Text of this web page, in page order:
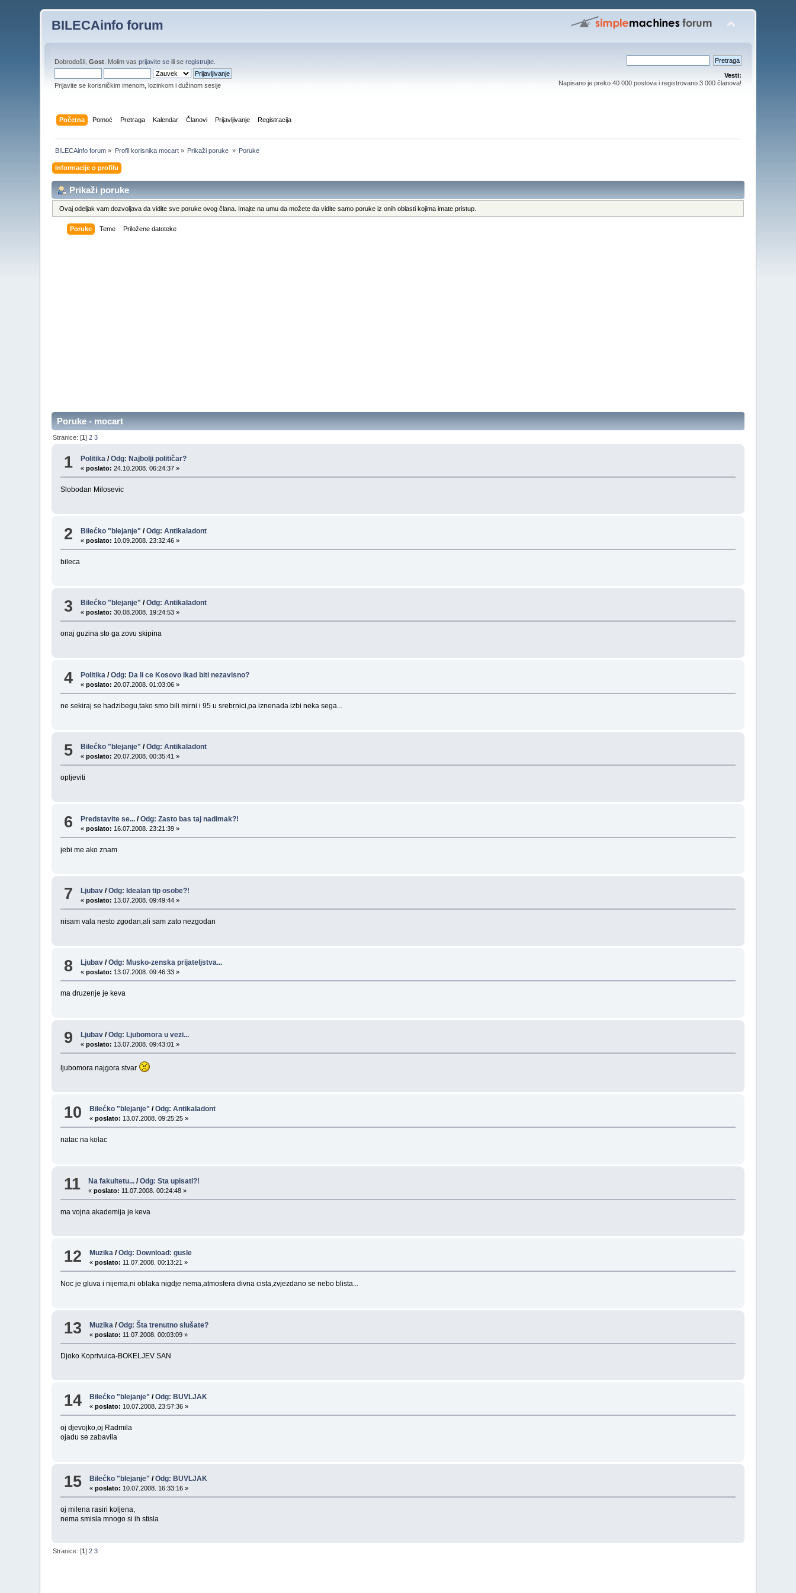
BILECAinfo forum
Dobrodošli,Gost . Molim vasprijavite se ili seregistrujte
Prijavite se korisničkim imenom, lozinkom i dužinom sesije
Vesti:
Napisano je preko 40 000 postova i registrovano 3 000 članova!
Početna Pomoć Pretraga Kalendar Članovi Prijavljivanje Registracija
BILECAinfo forum » Profil korisnika mocart» Prikaži poruke » Poruke
Informacije o profilu
Prikaži poruke
Ovaj odeljak vam dozvoljava da vidite sve poruke ovog člana. Imajte na umu da možete da vidite samo poruke iz onih oblasti kojima imate pristup.
Poruke Teme Priložene datoteke
Poruke - mocart
Stranice: [1]2 3
1 Politika /Odg: Najbolji političar?
«poslato: 24.10.2008. 06:24:37 »
Slobodan Milosevic
2 Bilećko "blejanje" /Odg: Antikaladont
«poslato: 10.09.2008. 23:32:46 »
bileca
3 Bilećko "blejanje" /Odg: Antikaladont
«poslato: 30.08.2008. 19:24:53 »
onaj guzina sto ga zovu skipina
4 Politika /Odg: Da li ce Kosovo ikad biti nezavisno?
«poslato: 20.07.2008. 01:03:06 »
ne sekiraj se hadzibegu,tako smo bili mirni i 95 u srebrnici,pa iznenada izbi neka sega...
5 Bilećko "blejanje" /Odg: Antikaladont
«poslato: 20.07.2008. 00:35:41 »
opljeviti
6 Predstavite se... /Odg: Zasto bas taj nadimak?!
«poslato: 16.07.2008. 23:21:39 »
jebi me ako znam
7 Ljubav /Odg: Idealan tip osobe?!
«poslato: 13.07.2008. 09:49:44 »
nisam vala nesto zgodan,ali sam zato nezgodan
8 Ljubav /Odg: Musko-zenska prijateljstva...
«poslato: 13.07.2008. 09:46:33 »
ma druzenje je keva
9 Ljubav /Odg: Ljubomora u vezi...
«poslato: 13.07.2008. 09:43:01 »
ljubomora najgora stvar
10 Bilećko "blejanje" /Odg: Antikaladont
«poslato: 13.07.2008. 09:25:25 »
natac na kolac
11 Na fakultetu... /Odg: Sta upisati?!
«poslato: 11.07.2008. 00:24:48 »
ma vojna akademija je keva
12 Muzika /Odg: Download: gusle
«poslato: 11.07.2008. 00:13:21 »
Noc je gluva i nijema,ni oblaka nigdje nema,atmosfera divna cista,zvjezdano se nebo blista...
13 Muzika /Odg: Šta trenutno slušate?
«poslato: 11.07.2008. 00:03:09 »
Djoko Koprivuica-BOKELJEV SAN
14 Bilećko "blejanje" /Odg: BUVLJAK
«poslato: 10.07.2008. 23:57:36 »
oj djevojko,oj Radmila
ojadu se zabavila
15 Bilećko "blejanje" /Odg: BUVLJAK
«poslato: 10.07.2008. 16:33:16 »
oj milena rasiri koljena,
nema smisla mnogo si ih stisla
Stranice: [1]2 3